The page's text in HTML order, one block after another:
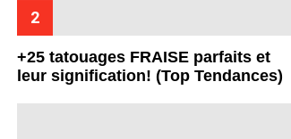
+25 tatouages ​​FRAISE parfaits et
leur signification! (Top Tendances)